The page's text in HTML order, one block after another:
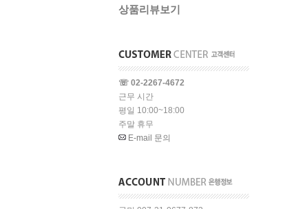
상품리뷰보기
☏ 02-2267-4672
근무 시간
평일 10:00~18:00
주말 휴무
E-mail 문의